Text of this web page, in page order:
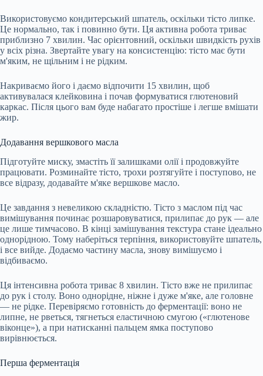
Використовуємо кондитерський шпатель, оскільки тісто липке.
Це нормально, так і повинно бути. Ця активна робота триває
приблизно 7 хвилин. Час орієнтовний, оскільки швидкість рухів
у всіх різна. Звертайте увагу на консистенцію: тісто має бути
м'яким, не щільним і не рідким.
Накриваємо його і даємо відпочити 15 хвилин, щоб
активувалася клейковина і почав формуватися глютеновий
каркас. Після цього вам буде набагато простіше і легше вмішати
жир.
Додавання вершкового масла
Підготуйте миску, змастіть її залишками олії і продовжуйте
працювати. Розминайте тісто, трохи розтягуйте і поступово, не
все відразу, додавайте м'яке вершкове масло.
Це завдання з невеликою складністю. Тісто з маслом під час
вимішування починає розшаровуватися, прилипає до рук — але
це лише тимчасово. В кінці замішування текстура стане ідеально
однорідною. Тому наберіться терпіння, використовуйте шпатель,
і все вийде. Додаємо частину масла, знову вимішуємо і
відбиваємо.
Ця інтенсивна робота триває 8 хвилин. Тісто вже не прилипає
до рук і столу. Воно однорідне, ніжне і дуже м'яке, але головне
— не рідке. Перевіряємо готовність до ферментації: воно не
липне, не рветься, тягнеться еластичною смугою («глютенове
віконце»), а при натисканні пальцем ямка поступово
вирівнюється.
Перша ферментація